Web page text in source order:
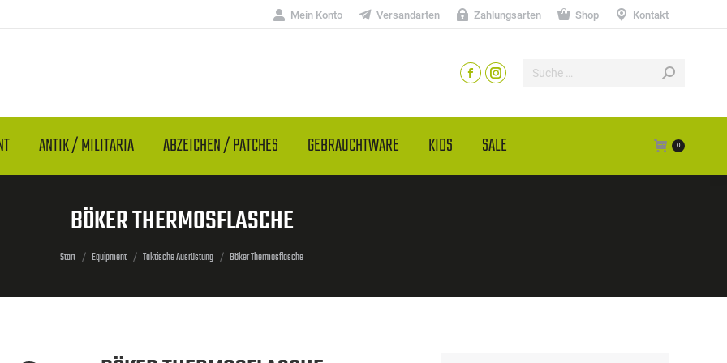
Mein Konto Versandarten Zahlungsarten Shop Kontakt
ANTIK / MILITARIA ABZEICHEN / PATCHES GEBRAUCHTWARE KIDS SALE 0
BÖKER THERMOSFLASCHE
Sie befinden sich hier:
Start Equipment Taktische Ausrüstung Böker Thermosflasche